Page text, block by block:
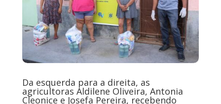
Da esquerda para a direita, as
agricultoras Aldilene Oliveira, Antonia
Cleonice e Josefa Pereira, recebendo